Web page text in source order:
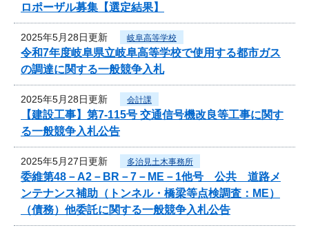
ロポーザル募集【選定結果】
2025年5月28日更新 岐阜高等学校
令和7年度岐阜県立岐阜高等学校で使用する都市ガス
の調達に関する一般競争入札
2025年5月28日更新 会計課
【建設工事】第7-115号 交通信号機改良等工事に関す
る一般競争入札公告
2025年5月27日更新 多治見土木事務所
委維第48－A2－BR－7－ME－1他号 公共 道路メ
ンテナンス補助（トンネル・橋梁等点検調査：ME）
（債務）他委託に関する一般競争入札公告